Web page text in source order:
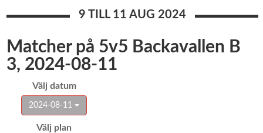
9 TILL 11 AUG 2024
Matcher på 5v5 Backavallen B
3, 2024-08-11
Välj datum
2024-08-11
Välj plan